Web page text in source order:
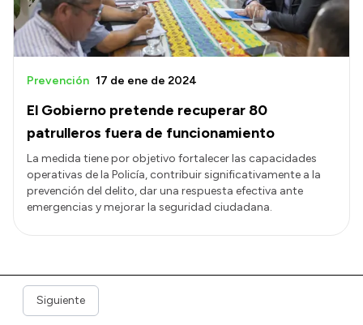
El Gobierno pretende recuperar 80
patrulleros fuera de funcionamiento
Prevención 17 de ene de 2024
La medida tiene por objetivo fortalecer las capacidades
operativas de la Policía, contribuir significativamente a la
prevención del delito, dar una respuesta efectiva ante
emergencias y mejorar la seguridad ciudadana.
Siguiente